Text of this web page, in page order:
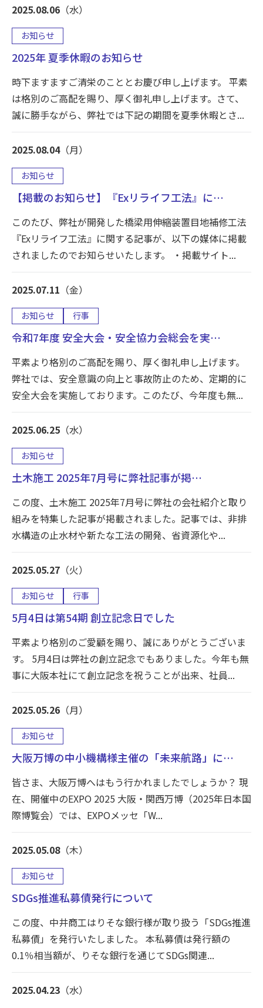
2025.08.06 （水）
お知らせ
2025年 夏季休暇のお知らせ
時下ますますご清栄のこととお慶び申し上げます。 平素
は格別のご高配を賜り、厚く御礼申し上げます。さて、
誠に勝手ながら、弊社では下記の期間を夏季休暇とさ...
2025.08.04（月）
お知らせ
【掲載のお知らせ】『Exリライフ工法』に…
このたび、弊社が開発した橋梁用伸縮装置目地補修工法
『Exリライフ工法』に関する記事が、以下の媒体に掲載
されましたのでお知らせいたします。 ・掲載サイト...
2025.07.11 （金）
お知らせ 行事
令和7年度 安全大会・安全協力会総会を実…
平素より格別のご高配を賜り、厚く御礼申し上げます。
弊社では、安全意識の向上と事故防止のため、定期的に
安全大会を実施しております。このたび、今年度も無...
2025.06.25 （水）
お知らせ
土木施工 2025年7月号に弊社記事が掲…
この度、土木施工 2025年7月号に弊社の会社紹介と取り
組みを特集した記事が掲載されました。記事では、非排
水構造の止水材や新たな工法の開発、省資源化や...
2025.05.27 （火）
お知らせ 行事
5月4日は第54期 創立記念日でした
平素より格別のご愛顧を賜り、誠にありがとうございま
す。 5月4日は弊社の創立記念でもありました。今年も無
事に大阪本社にて創立記念を祝うことが出来、社員...
2025.05.26 （月）
お知らせ
大阪万博の中小機構様主催の「未来航路」に…
皆さま、大阪万博へはもう行かれましたでしょうか？ 現
在、開催中のEXPO 2025 大阪・関西万博（2025年日本国
際博覧会）では、EXPOメッセ「W...
2025.05.08（木）
お知らせ
SDGs推進私募債発行について
この度、中井商工はりそな銀行様が取り扱う「SDGs推進
私募債」を発行いたしました。 本私募債は発行額の
0.1％相当額が、りそな銀行を通じてSDGs関連...
2025.04.23 （水）